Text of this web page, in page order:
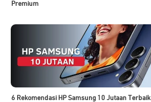
Premium
6 Rekomendasi HP Samsung 10 Jutaan